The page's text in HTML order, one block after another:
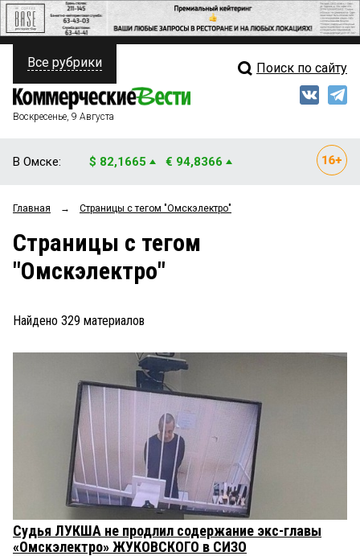
ПОЛИТИКА
ФИНАНСЫ
ОБЩЕСТВО
ЗАКОН
НОВОСТИ КОМПАНИЙ
ПРОИСШЕСТВИЯ
Свежий выпуск
Мнения
Все рубрики Поиск по сайту
Воскресенье, 9 Августа
В Омске: $ 82,1665 € 94,8366
Главная → Страницы c тегом "Омскэлектро"
Страницы c тегом
"Омскэлектро"
Найдено 329 материалов
Судья ЛУКША не продлил содержание экс-главы
«Омскэлектро» ЖУКОВСКОГО в СИЗО